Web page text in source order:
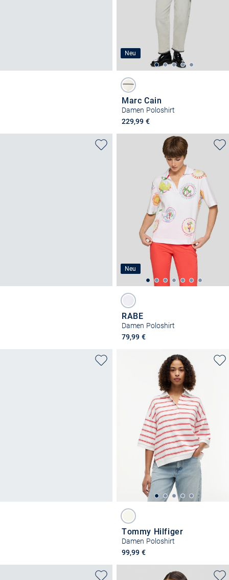
Neu
Marc Cain
Damen Poloshirt
229,99 €
Neu
RABE
Damen Poloshirt
79,99 €
Tommy Hilfiger
Damen Poloshirt
99,99 €